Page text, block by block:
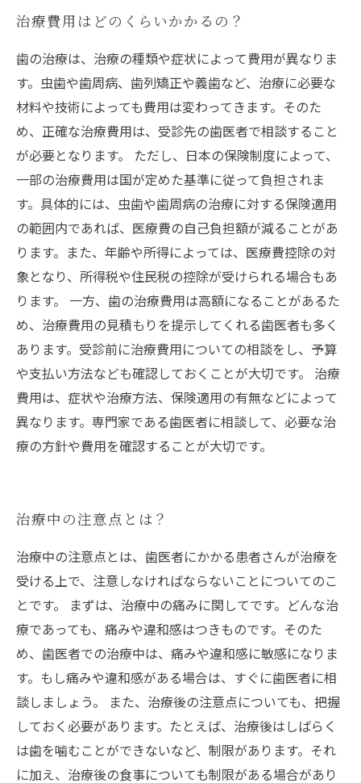
治療費用はどのくらいかかるの？
歯の治療は、治療の種類や症状によって費用が異なりま
す。虫歯や歯周病、歯列矯正や義歯など、治療に必要な
材料や技術によっても費用は変わってきます。そのた
め、正確な治療費用は、受診先の歯医者で相談すること
が必要となります。 ただし、日本の保険制度によって、
一部の治療費用は国が定めた基準に従って負担されま
す。具体的には、虫歯や歯周病の治療に対する保険適用
の範囲内であれば、医療費の自己負担額が減ることがあ
ります。また、年齢や所得によっては、医療費控除の対
象となり、所得税や住民税の控除が受けられる場合もあ
ります。 一方、歯の治療費用は高額になることがあるた
め、治療費用の見積もりを提示してくれる歯医者も多く
あります。受診前に治療費用についての相談をし、予算
や支払い方法なども確認しておくことが大切です。 治療
費用は、症状や治療方法、保険適用の有無などによって
異なります。専門家である歯医者に相談して、必要な治
療の方針や費用を確認することが大切です。
治療中の注意点とは？
治療中の注意点とは、歯医者にかかる患者さんが治療を
受ける上で、注意しなければならないことについてのこ
とです。 まずは、治療中の痛みに関してです。どんな治
療であっても、痛みや違和感はつきものです。そのた
め、歯医者での治療中は、痛みや違和感に敏感になりま
す。もし痛みや違和感がある場合は、すぐに歯医者に相
談しましょう。 また、治療後の注意点についても、把握
しておく必要があります。たとえば、治療後はしばらく
は歯を噛むことができないなど、制限があります。それ
に加え、治療後の食事についても制限がある場合があり